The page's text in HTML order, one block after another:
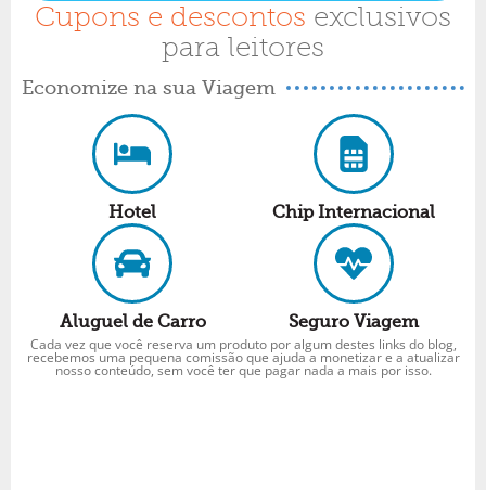
Cupons e descontos exclusivos
para leitores
Economize na sua Viagem
Hotel Chip Internacional
Aluguel de Carro Seguro Viagem
Cada vez que você reserva um produto por algum destes links do blog,
recebemos uma pequena comissão que ajuda a monetizar e a atualizar
nosso conteúdo, sem você ter que pagar nada a mais por isso.